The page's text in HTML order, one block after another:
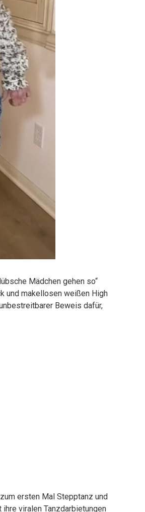
Mädchen gehen so“
und makellosen weißen High
Beweis dafür,
ersten Mal Stepptanz und
viralen Tanzdarbietungen